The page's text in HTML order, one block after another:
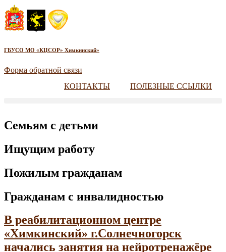
ГБУСО МО «КЦСОР» Химкинский»
Форма обратной связи
КОНТАКТЫ
ПОЛЕЗНЫЕ ССЫЛКИ
Семьям с детьми
Ищущим работу
Пожилым гражданам
Гражданам с инвалидностью
В реабилитационном центре
«Химкинский» г.Солнечногорск
начались занятия на нейротренажёре